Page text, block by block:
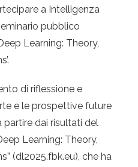
a Intelligenza
pubblico
Learning: Theory,
di riflessione e
e le prospettive future
partire dai risultati del
Learning: Theory,
(dl2025.fbk.eu), che ha